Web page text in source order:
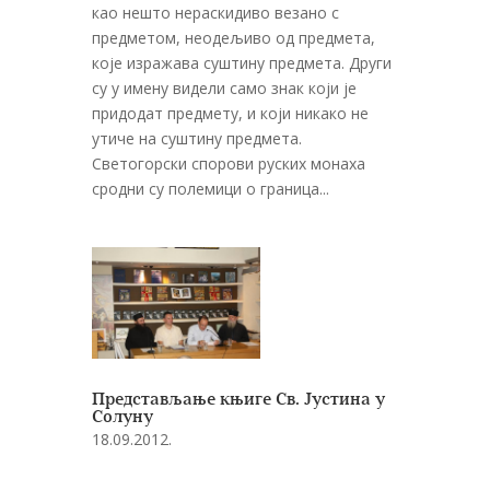
као нешто нераскидиво везано с
предметом, неодељиво од предмета,
које изражава суштину предмета. Други
су у имену видели само знак који је
придодат предмету, и који никако не
утиче на суштину предмета.
Светогорски спорови руских монаха
сродни су полемици о граница...
Представљање књиге Св. Јустина у
Солуну
18.09.2012.